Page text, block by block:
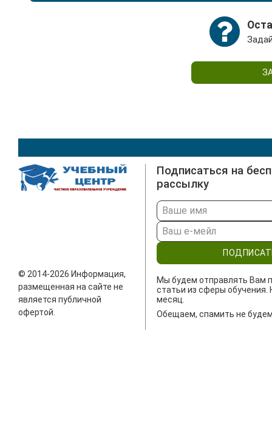
Специалисты могут самостоятельно пройти
расширения своих профессиональных
© 2014-2026 Информация,
размещенная на сайте не
является публичной
офертой.
Подписаться на
рассылку
Мы будем отправлять Вам
статьи из сферы обучения.
месяц.
Обещаем, спамить не